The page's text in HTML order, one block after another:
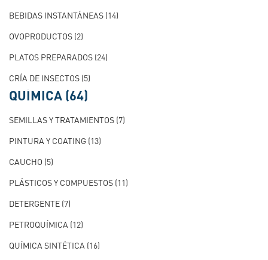
BEBIDAS INSTANTÁNEAS (14)
OVOPRODUCTOS (2)
PLATOS PREPARADOS (24)
CRÍA DE INSECTOS (5)
QUÍMICA (64)
SEMILLAS Y TRATAMIENTOS (7)
PINTURA Y COATING (13)
CAUCHO (5)
PLÁSTICOS Y COMPUESTOS (11)
DETERGENTE (7)
PETROQUÍMICA (12)
QUÍMICA SINTÉTICA (16)